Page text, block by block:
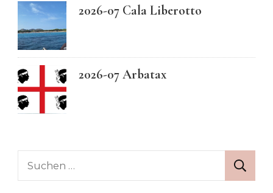
2026-07 Cala Liberotto
2026-07 Arbatax
Suchen